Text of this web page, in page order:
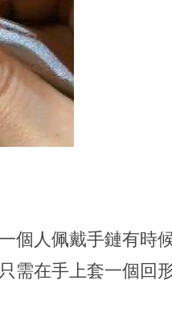
人佩戴手鏈有時
需在手上套一個回